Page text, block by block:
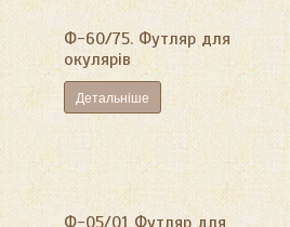
Ф-60/75. Футляр для
окулярів
Детальніше
Ф-05/01 Футляр для